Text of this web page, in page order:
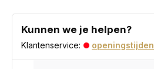
Kunnen we je helpen?
Klantenservice: openingstijden